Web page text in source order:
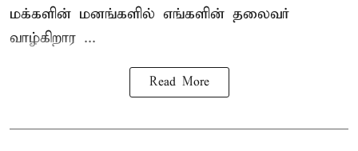
மக்களின் மனங்களில் எங்களின் தலைவர்
வாழ்கிறார ...
Read More